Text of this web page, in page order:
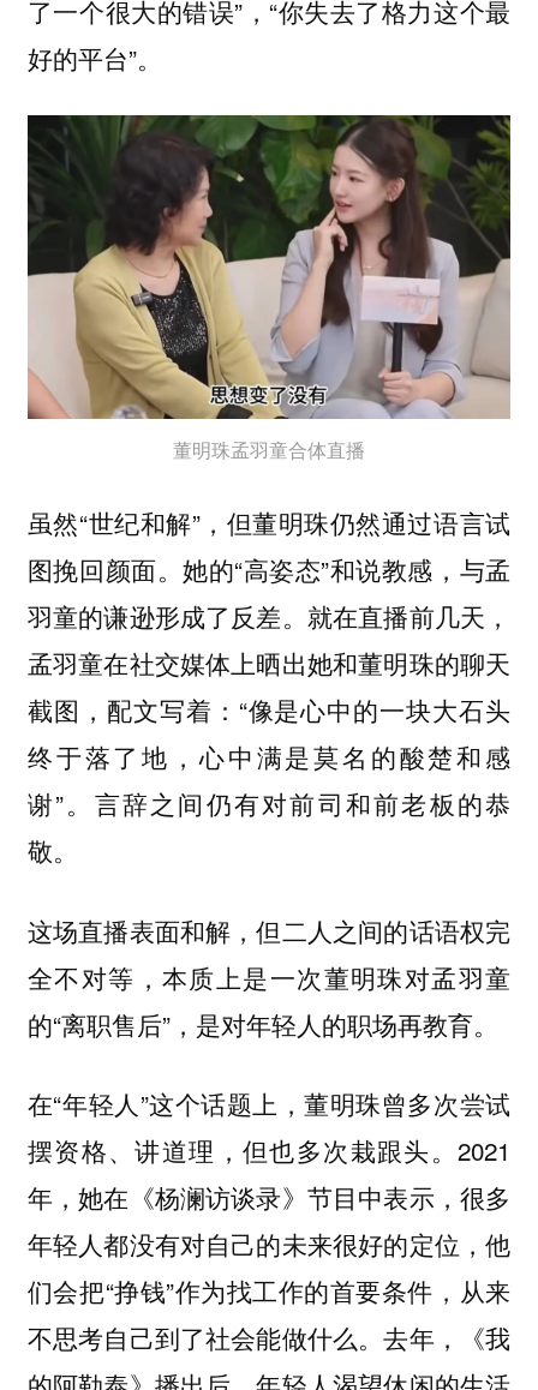
了一个很大的错误”，“你失去了格力这个最
好的平台”。
董明珠孟羽童合体直播
虽然“世纪和解”，但董明珠仍然通过语言试
图挽回颜面。她的“高姿态”和说教感，与孟
羽童的谦逊形成了反差。就在直播前几天，
孟羽童在社交媒体上晒出她和董明珠的聊天
截图，配文写着：“像是心中的一块大石头
终于落了地，心中满是莫名的酸楚和感
谢”。言辞之间仍有对前司和前老板的恭
敬。
这场直播表面和解，但二人之间的话语权完
全不对等，本质上是一次董明珠对孟羽童
的“离职售后”，是对年轻人的职场再教育。
在“年轻人”这个话题上，董明珠曾多次尝试
摆资格、讲道理，但也多次栽跟头。2021
年，她在《杨澜访谈录》节目中表示，很多
年轻人都没有对自己的未来很好的定位，他
们会把“挣钱”作为找工作的首要条件，从来
不思考自己到了社会能做什么。去年，《我